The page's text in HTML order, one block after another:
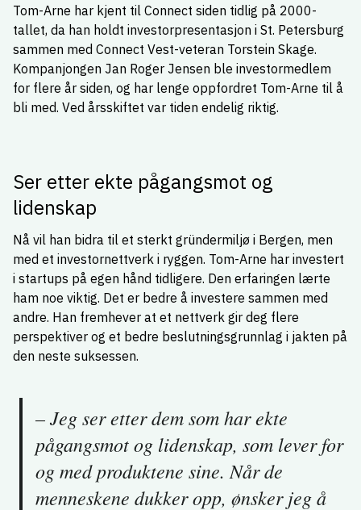
Tom-Arne har kjent til Connect siden tidlig på 2000-
tallet, da han holdt investorpresentasjon i St. Petersburg
sammen med Connect Vest-veteran Torstein Skage.
Kompanjongen Jan Roger Jensen ble investormedlem
for flere år siden, og har lenge oppfordret Tom-Arne til å
bli med. Ved årsskiftet var tiden endelig riktig.
Ser etter ekte pågangsmot og
lidenskap
Nå vil han bidra til et sterkt gründermiljø i Bergen, men
med et investornettverk i ryggen. Tom-Arne har investert
i startups på egen hånd tidligere. Den erfaringen lærte
ham noe viktig. Det er bedre å investere sammen med
andre. Han fremhever at et nettverk gir deg flere
perspektiver og et bedre beslutningsgrunnlag i jakten på
den neste suksessen.
– Jeg ser etter dem som har ekte
pågangsmot og lidenskap, som lever for
og med produktene sine. Når de
menneskene dukker opp, ønsker jeg å